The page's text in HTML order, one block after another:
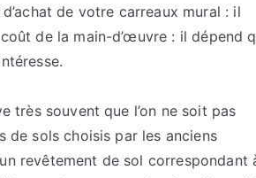
de votre carreaux mural : il
de la main-d’œuvre : il dépend
très souvent que l’on ne soit pas
sols choisis par les anciens
revêtement de sol correspondant